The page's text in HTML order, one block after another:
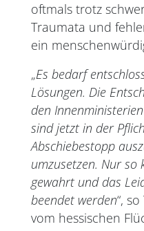
oftmals trotz
Traumata und
ein
„Es bedarf
Lösungen. Die
den
sind jetzt in der
Abschiebestopp
umzusetzen. Nur so
gewahrt und das
beendet werden“,
vom hessischen